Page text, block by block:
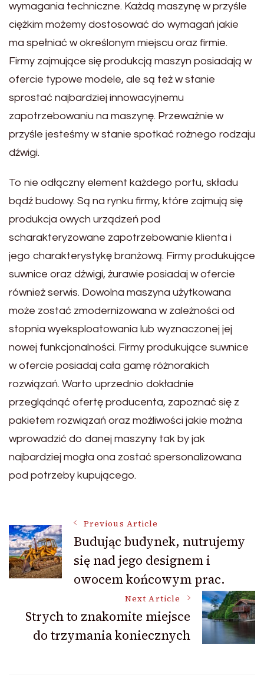
wymagania techniczne. Każdą maszynę w przyśle
ciężkim możemy dostosować do wymagań jakie
ma spełniać w określonym miejscu oraz firmie.
Firmy zajmujące się produkcją maszyn posiadają w
ofercie typowe modele, ale są też w stanie
sprostać najbardziej innowacyjnemu
zapotrzebowaniu na maszynę. Przeważnie w
przyśle jesteśmy w stanie spotkać rożnego rodzaju
dźwigi.
To nie odłączny element każdego portu, składu
bądź budowy. Są na rynku firmy, które zajmują się
produkcja owych urządzeń pod
scharakteryzowane zapotrzebowanie klienta i
jego charakterystykę branżową. Firmy produkujące
suwnice oraz dźwigi, żurawie posiadaj w ofercie
również serwis. Dowolna maszyna użytkowana
może zostać zmodernizowana w zależności od
stopnia wyeksploatowania lub wyznaczonej jej
nowej funkcjonalności. Firmy produkujące suwnice
w ofercie posiadaj cała gamę różnorakich
rozwiązań. Warto uprzednio dokładnie
przeglądnąć ofertę producenta, zapoznać się z
pakietem rozwiązań oraz możliwości jakie można
wprowadzić do danej maszyny tak by jak
najbardziej mogła ona zostać spersonalizowana
pod potrzeby kupującego.
Post
Navigation
Previous Article
Budując budynek, nutrujemy
się nad jego designem i
owocem końcowym prac.
Next Article
Strych to znakomite miejsce
do trzymania koniecznych